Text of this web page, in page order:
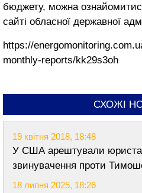
бюджету, можна
сайті обласної державної
https://
monthly-reports/kk29s3oh
СХОЖІ
19 квітня 2018, 18:48
У США арештували
звинувачення проти
18 липня 2025, 18:26